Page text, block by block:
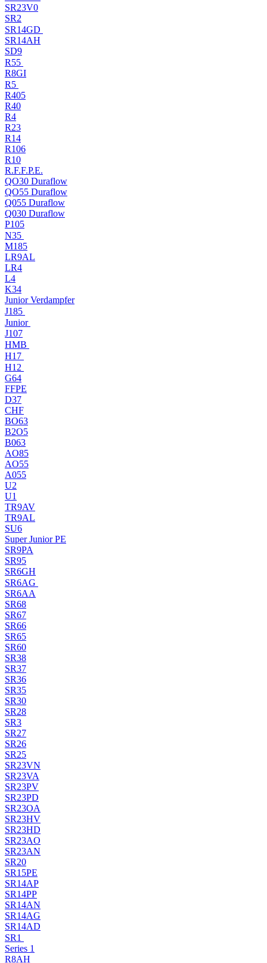
SR23V0
SR2
SR14GD
SR14AH
SD9
R55
R8GI
R5
R405
R40
R4
R23
R14
R106
R10
R.F.F.P.E.
QO30 Duraflow
QO55 Duraflow
Q055 Duraflow
Q030 Duraflow
P105
N35
M185
LR9AL
LR4
L4
K34
Junior Verdampfer
J185
Junior
J107
HMB
H17
H12
G64
FFPE
D37
CHF
BO63
B2O5
B063
AO85
AO55
A055
U2
U1
TR9AV
TR9AL
SU6
Super Junior PE
SR9PA
SR95
SR6GH
SR6AG
SR6AA
SR68
SR67
SR66
SR65
SR60
SR38
SR37
SR36
SR35
SR30
SR28
SR3
SR27
SR26
SR25
SR23VN
SR23VA
SR23PV
SR23PD
SR23OA
SR23HV
SR23HD
SR23AO
SR23AN
SR20
SR15PE
SR14AP
SR14PP
SR14AN
SR14AG
SR14AD
SR1
Series 1
R8AH